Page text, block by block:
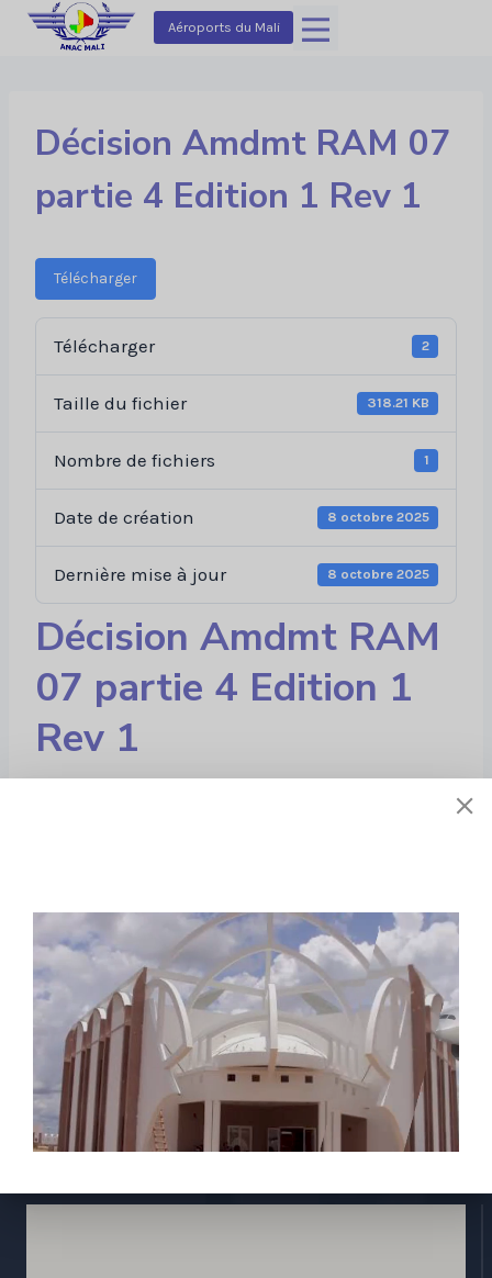
Aller
Aéroports du Mali
Décision Amdmt RAM 07
partie 4 Edition 1 Rev 1
Télécharger
Télécharger 2
Taille du fichier 318.21 KB
Nombre de fichiers 1
Date de création 8 octobre 2025
Dernière mise à jour 8 octobre 2025
Décision Amdmt RAM
07 partie 4 Edition 1
Rev 1
À propos de nous
Stratégie
Activités
Réglementions
E-services
Contactez nous